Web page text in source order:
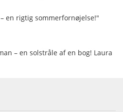
en rigtig sommerfornøjelse!"
– en solstråle af en bog! Laura